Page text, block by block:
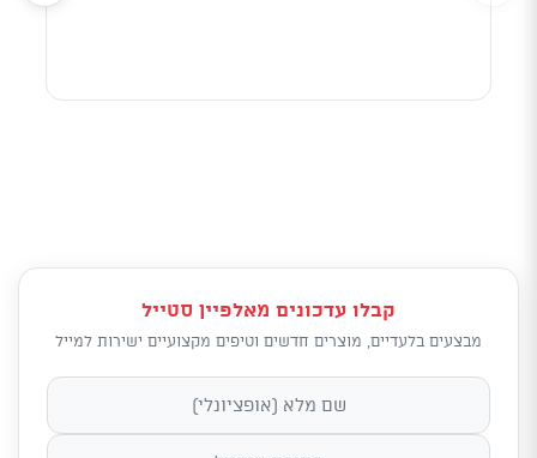
קבלו עדכונים מאלפיין סטייל
מבצעים בלעדיים, מוצרים חדשים וטיפים מקצועיים ישירות למייל